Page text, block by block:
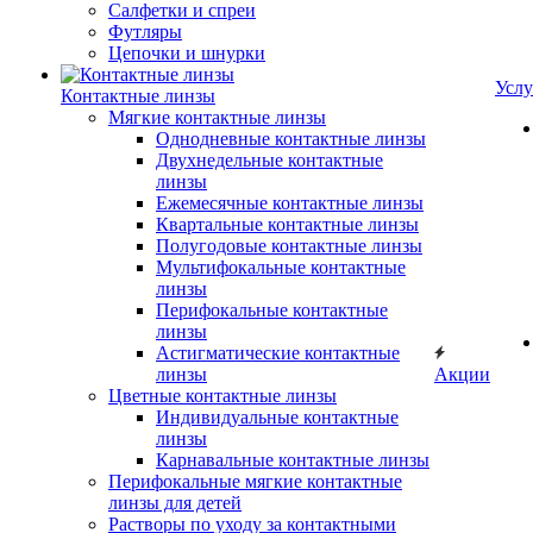
Салфетки и спреи
Футляры
Цепочки и шнурки
Контактные линзы
Мягкие контактные линзы
Однодневные контактные линзы
Двухнедельные контактные
линзы
Ежемесячные контактные линзы
Квартальные контактные линзы
Полугодовые контактные линзы
Мультифокальные контактные
линзы
Перифокальные контактные
линзы
Астигматические контактные
линзы
Цветные контактные линзы
Индивидуальные контактные
линзы
Карнавальные контактные линзы
Перифокальные мягкие контактные
линзы для детей
Растворы по уходу за контактными
Акции